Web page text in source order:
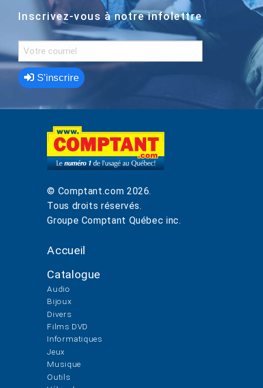
Inscrivez-vous à notre infolettre
S’inscrire
© Comptant.com 2026.
Tous droits réservés.
Groupe Comptant Québec inc.
Accueil
Catalogue
Audio
Bijoux
Divers
Films DVD
Informatiques
Jeux
Musique
Outils